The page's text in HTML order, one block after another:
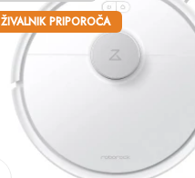
ŽIVALNIK PRIPOROČA